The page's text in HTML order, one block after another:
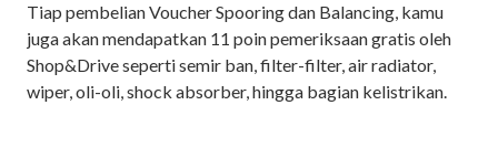
Tiap pembelian Voucher Spooring dan Balancing, kamu
juga akan mendapatkan 11 poin pemeriksaan gratis oleh
Shop&Drive seperti semir ban, filter-filter, air radiator,
wiper, oli-oli, shock absorber, hingga bagian kelistrikan.